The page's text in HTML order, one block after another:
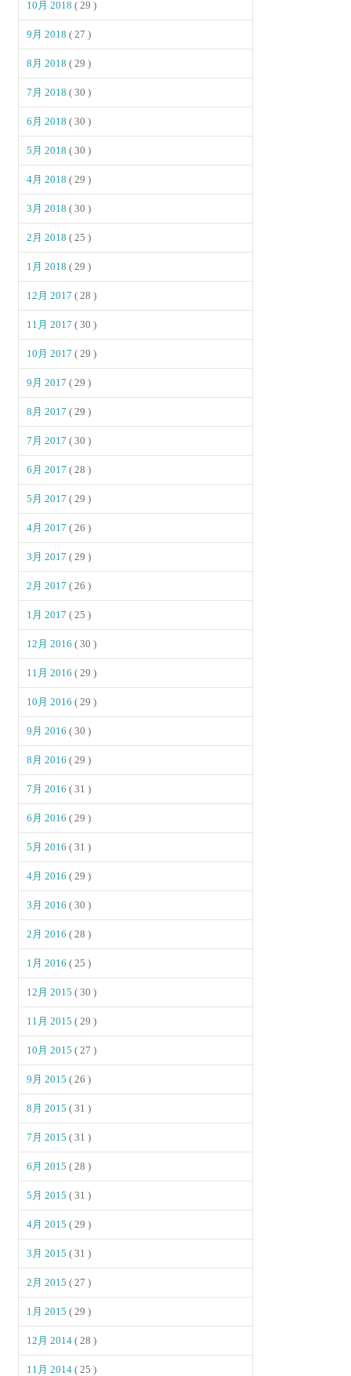
10月 2018( 29 )
9月 2018( 27 )
8月 2018( 29 )
7月 2018( 30 )
6月 2018( 30 )
5月 2018( 30 )
4月 2018( 29 )
3月 2018( 30 )
2月 2018( 25 )
1月 2018( 29 )
12月 2017( 28 )
11月 2017( 30 )
10月 2017( 29 )
9月 2017( 29 )
8月 2017( 29 )
7月 2017( 30 )
6月 2017( 28 )
5月 2017( 29 )
4月 2017( 26 )
3月 2017( 29 )
2月 2017( 26 )
1月 2017( 25 )
12月 2016( 30 )
11月 2016( 29 )
10月 2016( 29 )
9月 2016( 30 )
8月 2016( 29 )
7月 2016( 31 )
6月 2016( 29 )
5月 2016( 31 )
4月 2016( 29 )
3月 2016( 30 )
2月 2016( 28 )
1月 2016( 25 )
12月 2015( 30 )
11月 2015( 29 )
10月 2015( 27 )
9月 2015( 26 )
8月 2015( 31 )
7月 2015( 31 )
6月 2015( 28 )
5月 2015( 31 )
4月 2015( 29 )
3月 2015( 31 )
2月 2015( 27 )
1月 2015( 29 )
12月 2014( 28 )
11月 2014( 25 )